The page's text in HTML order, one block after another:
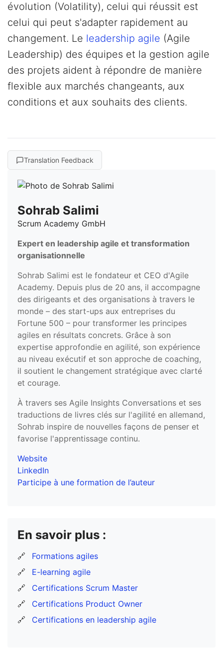
évolution (Volatility), celui qui réussit est
celui qui peut s'adapter rapidement au
changement. Le leadership agile (Agile
Leadership) des équipes et la gestion agile
des projets aident à répondre de manière
flexible aux marchés changeants, aux
conditions et aux souhaits des clients.
Translation Feedback
Sohrab Salimi
Scrum Academy GmbH
Expert en leadership agile et transformation
organisationnelle
Sohrab Salimi est le fondateur et CEO d'Agile
Academy. Depuis plus de 20 ans, il accompagne
des dirigeants et des organisations à travers le
monde – des start-ups aux entreprises du
Fortune 500 – pour transformer les principes
agiles en résultats concrets. Grâce à son
expertise approfondie en agilité, son expérience
au niveau exécutif et son approche de coaching,
il soutient le changement stratégique avec clarté
et courage.
À travers ses Agile Insights Conversations et ses
traductions de livres clés sur l'agilité en allemand,
Sohrab inspire de nouvelles façons de penser et
favorise l'apprentissage continu.
Website
LinkedIn
Participe à une formation de l’auteur
En savoir plus :
🔗
Formations agiles
🔗
E-learning agile
🔗
Certifications Scrum Master
🔗
Certifications Product Owner
🔗
Certifications en leadership agile